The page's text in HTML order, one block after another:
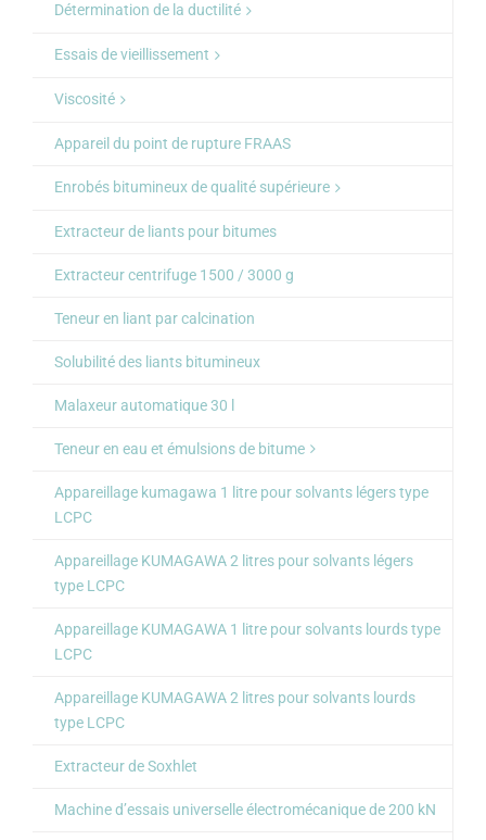
Détermination de la ductilité
Essais de vieillissement
Viscosité
Appareil du point de rupture FRAAS
Enrobés bitumineux de qualité supérieure
Extracteur de liants pour bitumes
Extracteur centrifuge 1500 / 3000 g
Teneur en liant par calcination
Solubilité des liants bitumineux
Malaxeur automatique 30 l
Teneur en eau et émulsions de bitume
Appareillage kumagawa 1 litre pour solvants légers type
LCPC
Appareillage KUMAGAWA 2 litres pour solvants légers
type LCPC
Appareillage KUMAGAWA 1 litre pour solvants lourds type
LCPC
Appareillage KUMAGAWA 2 litres pour solvants lourds
type LCPC
Extracteur de Soxhlet
Machine d’essais universelle électromécanique de 200 kN